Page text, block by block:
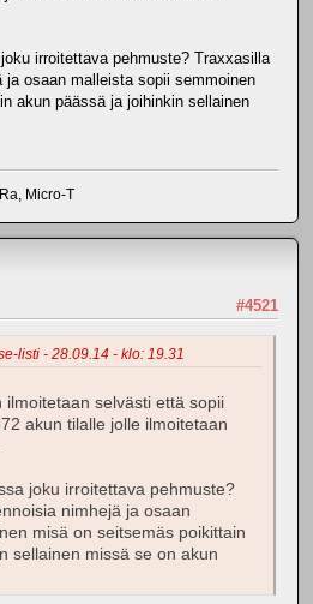
irroitettava pehmuste? Traxxasilla
ja osaan malleista sopii semmoinen
akun päässä ja joihinkin sellainen
Micro-T
#4521
listi - 28.09.14 - klo: 19.31
ilmoitetaan selvästi että sopii
akun tilalle jolle ilmoitetaan
joku irroitettava pehmuste?
nimhejä ja osaan
misä on seitsemäs poikittain
sellainen missä se on akun